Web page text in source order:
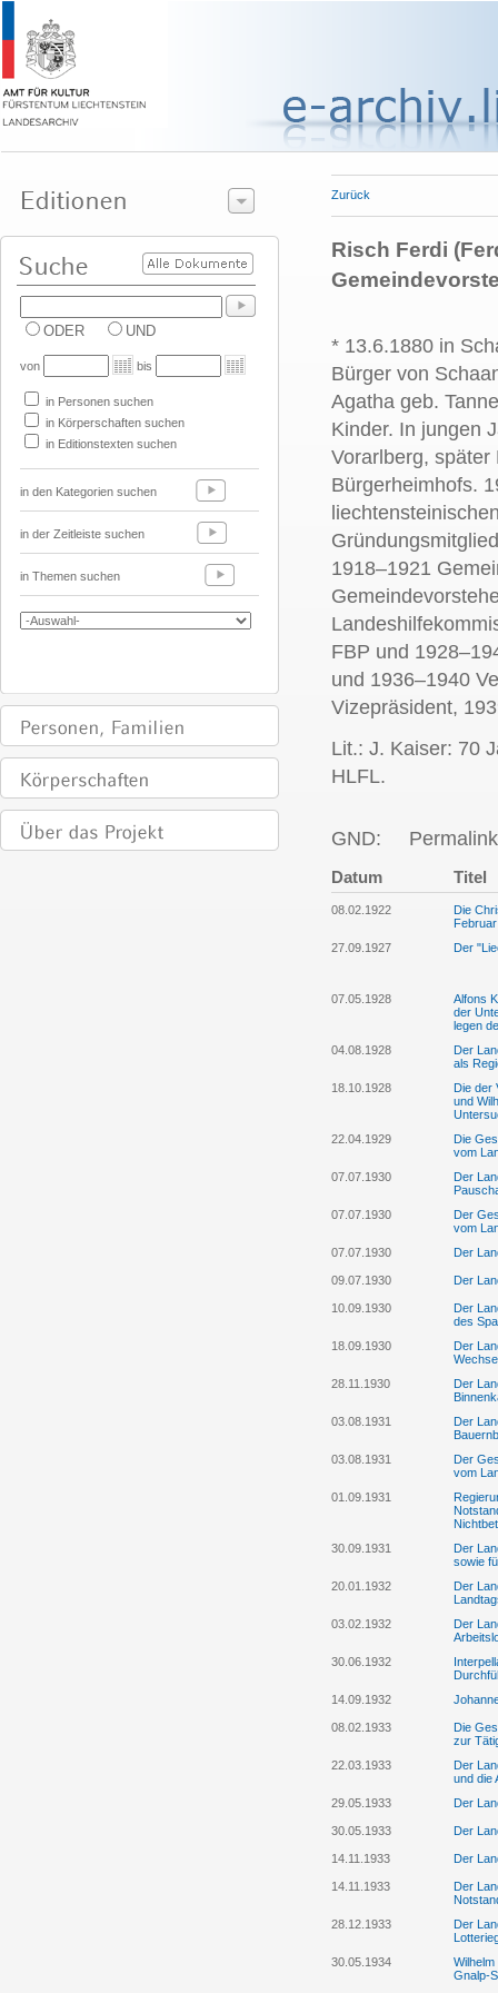
ODER UND
von bis
in Personen suchen
in Körperschaften suchen
in Editionstexten suchen
in den Kategorien suchen
in der Zeitleiste suchen
in Themen suchen
Zurück
Risch Ferdi
* 13.6.1880 in
Bürger von
Agatha geb.
Kinder. In jungen
Vorarlberg, später
Bürgerheimhofs.
1918–1921
FBP und
und 1936–1940
Vizepräsident,
Lit.: J. Kaiser: 70
HLFL.
GND:
Datum Titel
08.02.1922
Die
27.09.1927
Der
07.05.1928
Alfons
der
legen
04.08.1928
Der
als
18.10.1928
Die der
und
22.04.1929
Die
vom
07.07.1930
Der
07.07.1930
Der
vom
07.07.1930
Der
09.07.1930 Der
10.09.1930
Der
des
18.09.1930
Der
28.11.1930
Der
03.08.1931
Der
03.08.1931
Der
vom
01.09.1931
30.09.1931
Der
sowie
20.01.1932
Der
03.02.1932
Der
30.06.1932
14.09.1932
08.02.1933
Die
zur
22.03.1933
Der
und die
29.05.1933
Der
30.05.1933 Der
14.11.1933 Der
14.11.1933
Der
28.12.1933
Der
30.05.1934
Gnalp-